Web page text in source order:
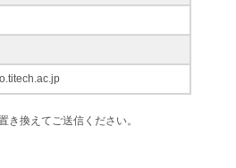
換えてご送信ください。